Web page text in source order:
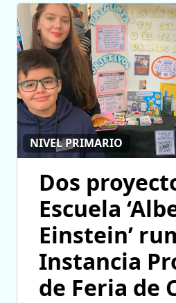
NIVEL PRIMARIO
Dos
Escuela
Einstein’
Instancia
de Feria de